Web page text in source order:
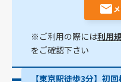
※ご利用の際には利用
をご確認下さい
【東京駅徒歩3分】初